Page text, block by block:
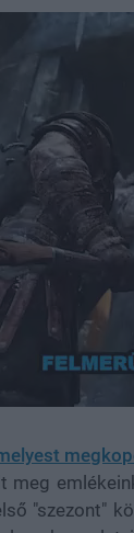
meg
"szezont"